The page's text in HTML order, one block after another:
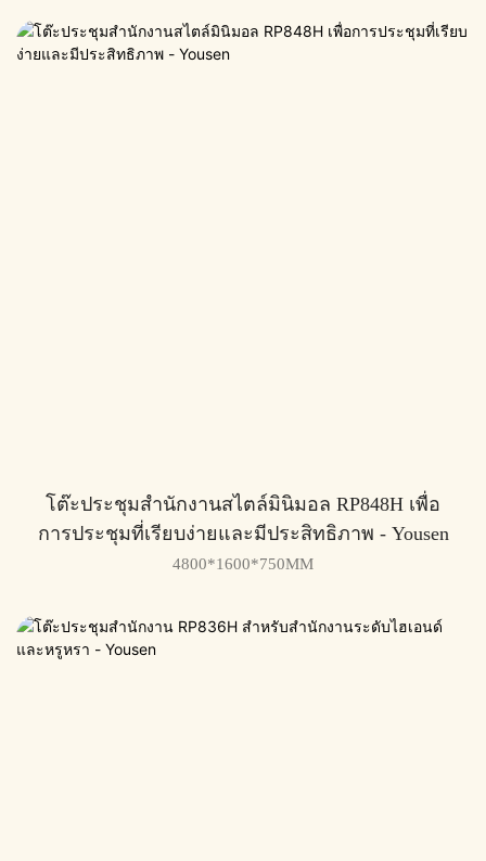
โต๊ะประชุมสำนักงานสไตล์มินิมอล RP848H เพื่อ
การประชุมที่เรียบง่ายและมีประสิทธิภาพ - Yousen
4800*1600*750MM